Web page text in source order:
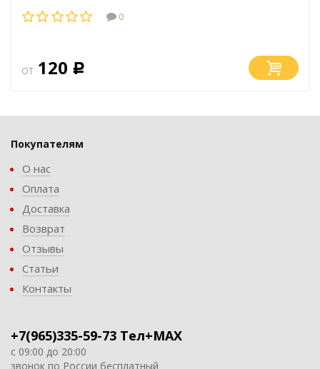
0
от 120 Р
Покупателям
О нас
Оплата
Доставка
Возврат
Отзывы
Статьи
Контакты
+7(965)335-59-73 Тел+MAX
с 09:00 до 20:00
звонок по России бесплатный